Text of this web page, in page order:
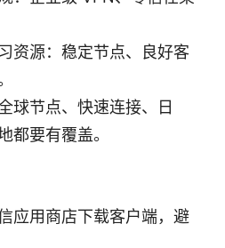
资源：稳定节点、良好客
球节点、快速连接、日
都要有覆盖。
应用商店下载客户端，避